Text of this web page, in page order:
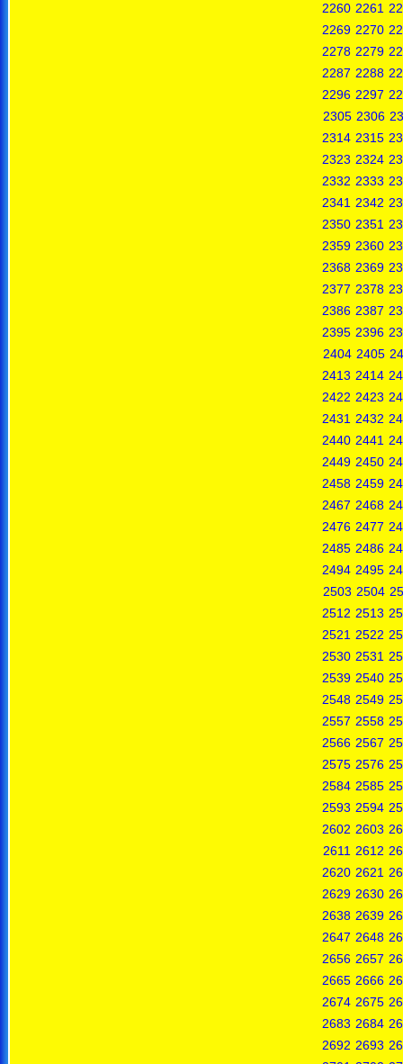
2260 2261
2269 2270
2278 2279
2287 2288
2296 2297
2305 2306
2314 2315
2323 2324
2332 2333
2341 2342
2350 2351
2359 2360
2368 2369
2377 2378
2386 2387
2395 2396
2404 2405
2413 2414
2422 2423
2431 2432
2440 2441
2449 2450
2458 2459
2467 2468
2476 2477
2485 2486
2494 2495
2503 2504
2512 2513
2521 2522
2530 2531
2539 2540
2548 2549
2557 2558
2566 2567
2575 2576
2584 2585
2593 2594
2602 2603
2611 2612
2620 2621
2629 2630
2638 2639
2647 2648
2656 2657
2665 2666
2674 2675
2683 2684
2692 2693